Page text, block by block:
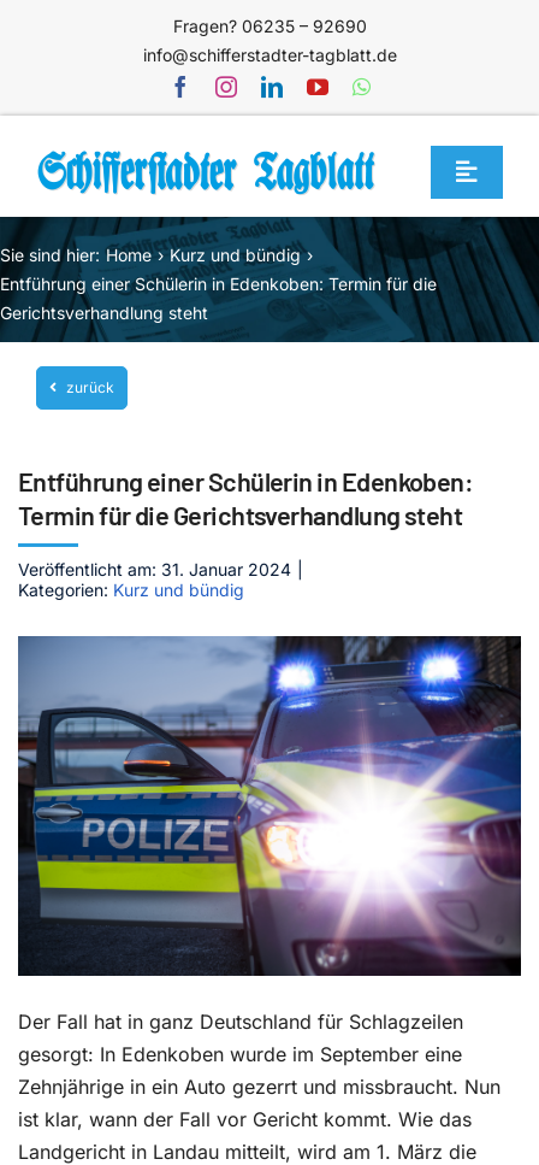
Fragen? 06235 – 92690
info@schifferstadter-tagblatt.de
Toggle
Home
Themen
Blog
Unternehmen
Mediathek
Jetzt abonnieren
Kontakt
Sie sind hier: Home
Kurz und bündig
Entführung einer Schülerin in Edenkoben: Termin für die
Gerichtsverhandlung steht
zurück
Entführung einer Schülerin in Edenkoben:
Termin für die Gerichtsverhandlung steht
Veröffentlicht am: 31. Januar 2024
Kategorien: Kurz und bündig
Der Fall hat in ganz Deutschland für Schlagzeilen
gesorgt: In Edenkoben wurde im September eine
Zehnjährige in ein Auto gezerrt und missbraucht. Nun
ist klar, wann der Fall vor Gericht kommt. Wie das
Landgericht in Landau mitteilt, wird am 1. März die